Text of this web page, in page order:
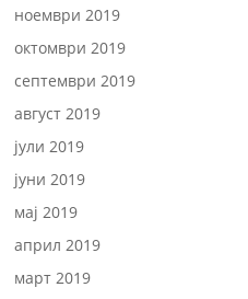
ноември 2019
октомври 2019
септември 2019
август 2019
јули 2019
јуни 2019
мај 2019
април 2019
март 2019